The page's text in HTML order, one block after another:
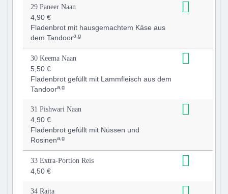
29 Paneer Naan
4,90 €
Fladenbrot mit hausgemachtem Käse aus
dem Tandoora,g
30 Keema Naan
5,50 €
Fladenbrot gefüllt mit Lammfleisch aus dem
Tandoora,g
31 Pishwari Naan
4,90 €
Fladenbrot gefüllt mit Nüssen und
Rosinena,g
33 Extra-Portion Reis
4,50 €
34 Raita